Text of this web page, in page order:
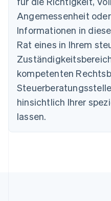
Angemessenheit
Informationen in
Rat eines in Ihrem
kompetenten
hinsichtlich Ihrer
lassen.
English
Estland
English
Festlandchina
Finnland
EnglishSvenska
Frankreich
Français English
Gibraltar
English
English